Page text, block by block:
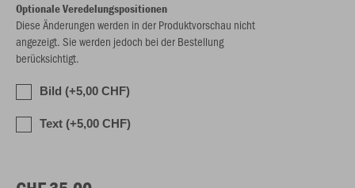
Optionale Veredelungspositionen
Diese Änderungen werden in der Produktvorschau nicht
angezeigt. Sie werden jedoch bei der Bestellung
berücksichtigt.
Bild (+5,00 CHF)
Text (+5,00 CHF)